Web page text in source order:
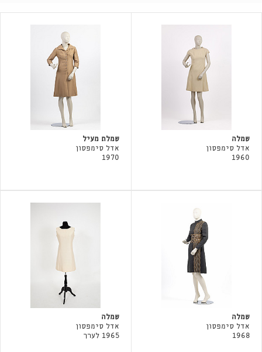
שמלה
אדל סימפסון
1960
שמלת מעיל
אדל סימפסון
1970
שמלה
אדל סימפסון
1968
שמלה
אדל סימפסון
1965 לערך